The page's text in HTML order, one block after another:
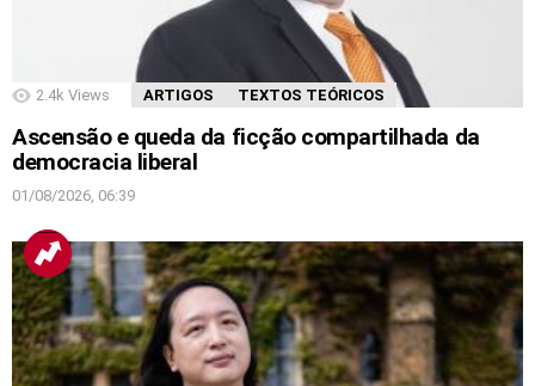
2.4k Views ARTIGOS TEXTOS TEÓRICOS
Ascensão e queda da ficção compartilhada da
democracia liberal
01/08/2026, 06:39